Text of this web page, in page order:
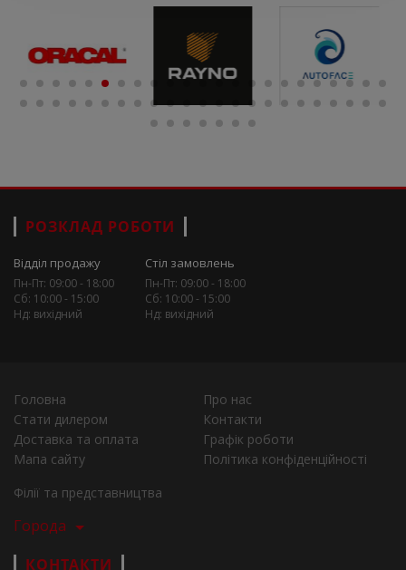
РОЗКЛАД РОБОТИ
Відділ продажу
Пн-Пт: 09:00 - 18:00
Сб: 10:00 - 15:00
Нд: вихідний
Стіл замовлень
Пн-Пт: 09:00 - 18:00
Сб: 10:00 - 15:00
Нд: вихідний
Головна
Про нас
Стати дилером
Контакти
Доставка та оплата
Графік роботи
Мапа сайту
Політика конфіденційності
Філії та представництва
Города
КОНТАКТИ